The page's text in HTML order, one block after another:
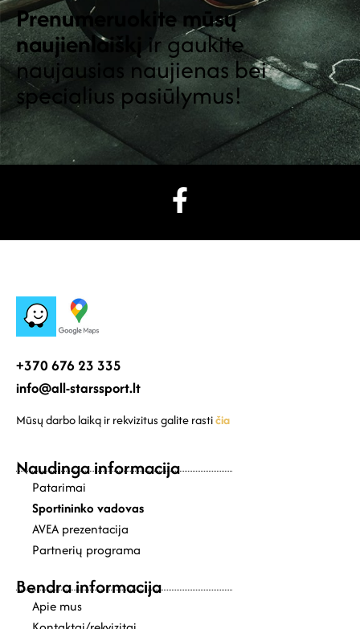
Prenumeruokite mūsų
naujienlaiškįir gaukite
naujausias naujienas bei
specialius pasiūlymus!
+370 676 23 335
info@all-starssport.lt
Mūsų darbo laiką ir rekvizitus galite rastičia
Naudinga informacija
Patarimai
Sportininko vadovas
AVEA prezentacija
Partnerių programa
Bendra informacija
Apie mus